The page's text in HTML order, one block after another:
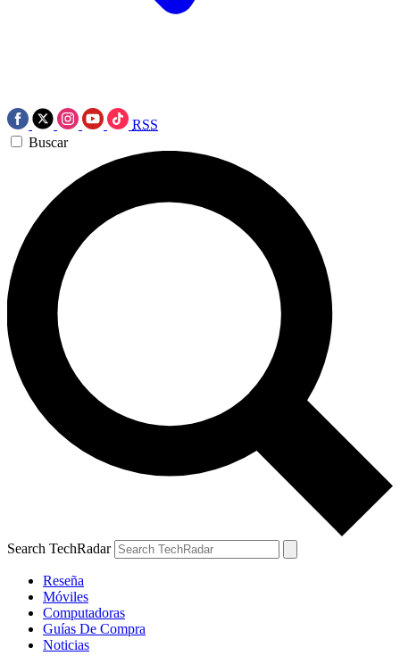
RSS
Buscar
Search TechRadar
Reseña
Móviles
Computadoras
Guías De Compra
Noticias